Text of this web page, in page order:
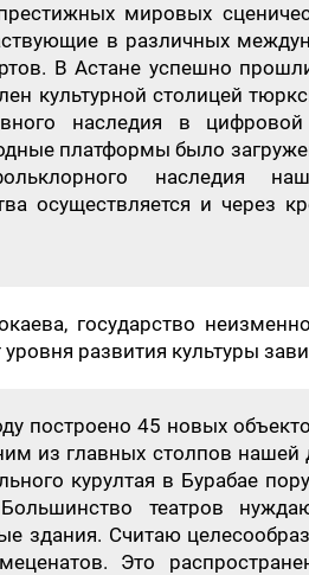
мировых
в различных
В Астане успешно
культурной столицей
наследия в
платформы было
наследия
осуществляется и через
государство
развития культуры
построено 45 новых
из главных столпов нашей
курултая в Бурабае
театров
здания. Считаю
Это